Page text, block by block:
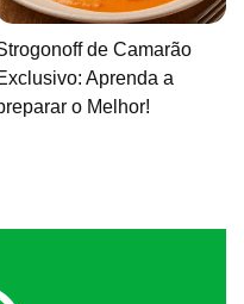
de Camarão
Aprenda a
o Melhor!